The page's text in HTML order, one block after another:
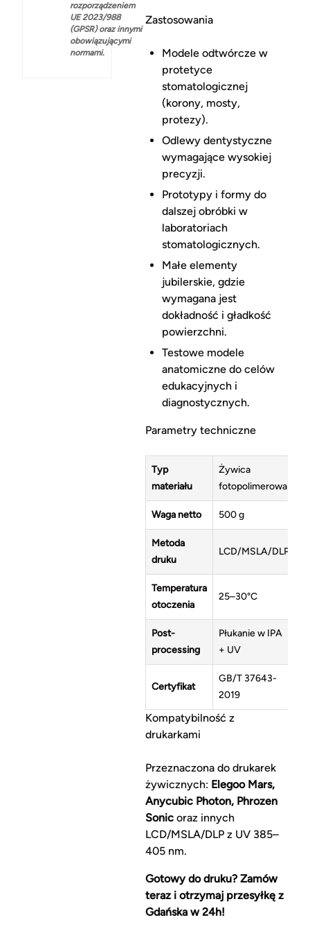
rozporządzeniem
UE 2023/988
(GPSR) oraz innymi
obowiązującymi
normami.
Zastosowania
Modele odtwórcze w
protetyce
stomatologicznej
(korony, mosty,
protezy).
Odlewy dentystyczne
wymagające wysokiej
precyzji.
Prototypy i formy do
dalszej obróbki w
laboratoriach
stomatologicznych.
Małe elementy
jubilerskie, gdzie
wymagana jest
dokładność i gładkość
powierzchni.
Testowe modele
anatomiczne do celów
edukacyjnych i
diagnostycznych.
Parametry techniczne
Typ
materiału
Żywica
fotopolimerowa
Waga netto 500 g
Metoda
druku
LCD/MSLA/DLP
Temperatura
otoczenia
25–30°C
Post-
processing
Płukanie w IPA
+ UV
Certyfikat
GB/T 37643-
2019
Kompatybilność z
drukarkami
Przeznaczona do drukarek
żywicznych: Elegoo Mars,
Anycubic Photon, Phrozen
Sonicoraz innych
LCD/MSLA/DLP z UV 385–
405 nm.
Gotowy do druku? Zamów
teraz i otrzymaj przesyłkę z
Gdańska w 24h!